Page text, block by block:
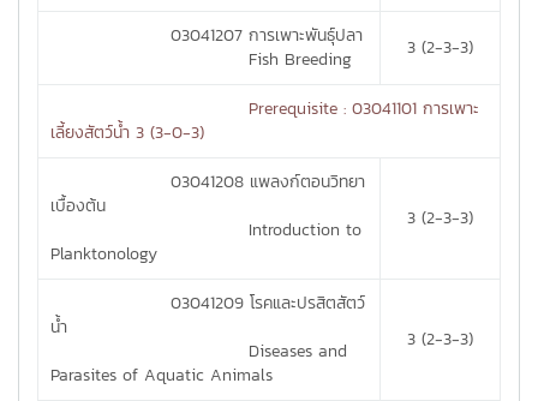
03041207 การเพาะพันธุ์ปลา
Fish Breeding
3 (2-3-3)
Prerequisite : 03041101 การเพาะ
เลี้ยงสัตว์น้ำ 3 (3-0-3)
03041208 แพลงก์ตอนวิทยา
เบื้องต้น
Introduction to
Planktonology
3 (2-3-3)
03041209 โรคและปรสิตสัตว์
น้ำ
Diseases and
Parasites of Aquatic Animals
3 (2-3-3)